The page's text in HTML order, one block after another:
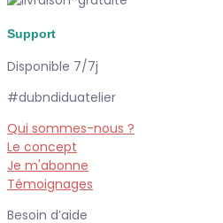
Support
Disponible 7/7j
#dubndiduatelier
Qui sommes-nous ?
Le concept
Je m'abonne
Témoignages
Besoin d’aide